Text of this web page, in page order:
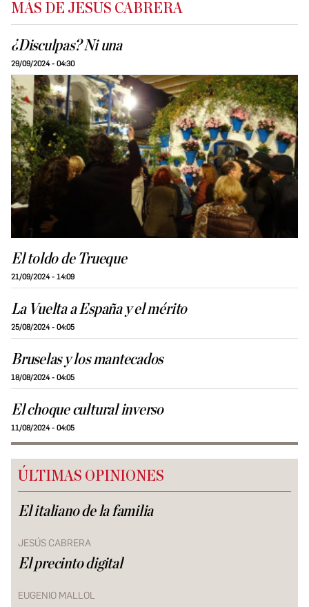
MÁS DE JESÚS CABRERA
¿Disculpas? Ni una
29/09/2024 - 04:30
El toldo de Trueque
21/09/2024 - 14:09
La Vuelta a España y el mérito
25/08/2024 - 04:05
Bruselas y los mantecados
18/08/2024 - 04:05
El choque cultural inverso
11/08/2024 - 04:05
ÚLTIMAS OPINIONES
El italiano de la familia
JESÚS CABRERA
El precinto digital
EUGENIO MALLOL